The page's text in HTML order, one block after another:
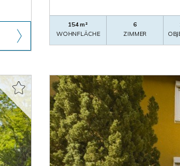
154 m²
WOHNFLÄCHE
6
ZIMMER